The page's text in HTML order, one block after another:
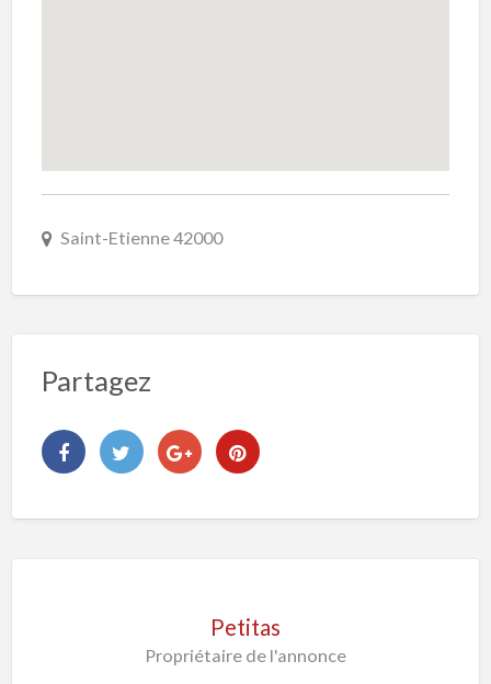
Saint-Etienne 42000
Partagez
Petitas
Propriétaire de l'annonce